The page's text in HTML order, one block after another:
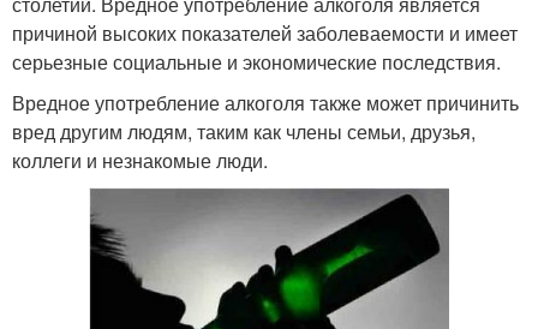
причиной высоких показателей заболеваемости и имеет
серьезные социальные и экономические последствия.
Вредное употребление алкоголя также может причинить
вред другим людям, таким как члены семьи, друзья,
коллеги и незнакомые люди.